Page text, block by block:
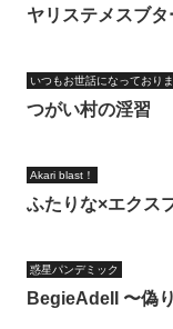
ヤリステメスブ
いつもお世話になっており
つがい村の淫習
Akari blast！
ふたりな×エクス
惑星パンデミック
BegieAdeII 〜偽